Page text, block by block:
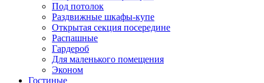
Под потолок
Раздвижные шкафы-купе
Открытая секция посередине
Распашные
Гардероб
Для маленького помещения
Эконом
Гостиные